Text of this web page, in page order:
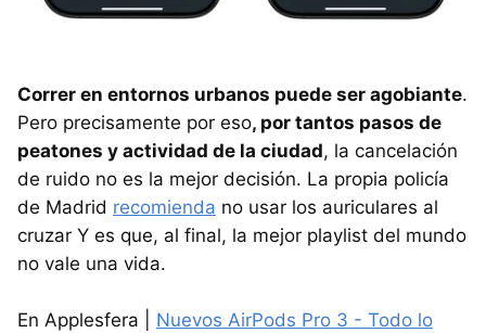
Correr en entornos urbanos puede ser agobiante.
Pero precisamente por eso, por tantos pasos de
peatones y actividad de la ciudad, la cancelación
de ruido no es la mejor decisión. La propia policía
de Madrid recomienda no usar los auriculares al
cruzar Y es que, al final, la mejor playlist del mundo
no vale una vida.
En Applesfera | Nuevos AirPods Pro 3 - Todo lo